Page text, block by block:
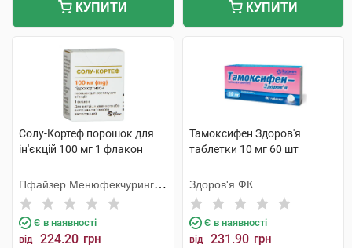
КУПИТИ КУПИТИ
Солу-Кортеф порошок для
ін'єкцій 100 мг 1 флакон
Пфайзер Менюфекчуринг
Бельгія
Є в наявності
від 224.20 грн
Тамоксифен Здоров'я
таблетки 10 мг 60 шт
Здоров'я ФК
Є в наявності
від 231.90 грн